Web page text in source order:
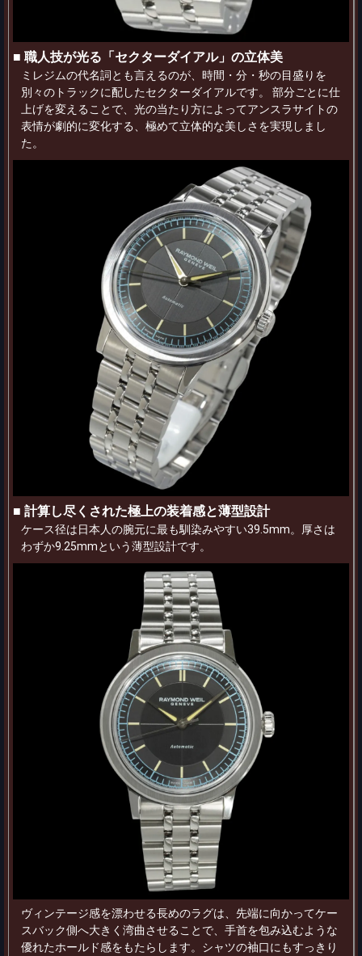
■ 職人技が光る「セクターダイアル」の立体美
ミレジムの代名詞とも言えるのが、時間・分・秒の目盛りを
別々のトラックに配したセクターダイアルです。 部分ごとに仕
上げを変えることで、光の当たり方によってアンスラサイトの
表情が劇的に変化する、極めて立体的な美しさを実現しまし
た。
■ 計算し尽くされた極上の装着感と薄型設計
ケース径は日本人の腕元に最も馴染みやすい39.5mm。厚さは
わずか9.25mmという薄型設計です。
ヴィンテージ感を漂わせる長めのラグは、先端に向かってケー
スバック側へ大きく湾曲させることで、手首を包み込むような
優れたホールド感をもたらします。シャツの袖口にもすっきり